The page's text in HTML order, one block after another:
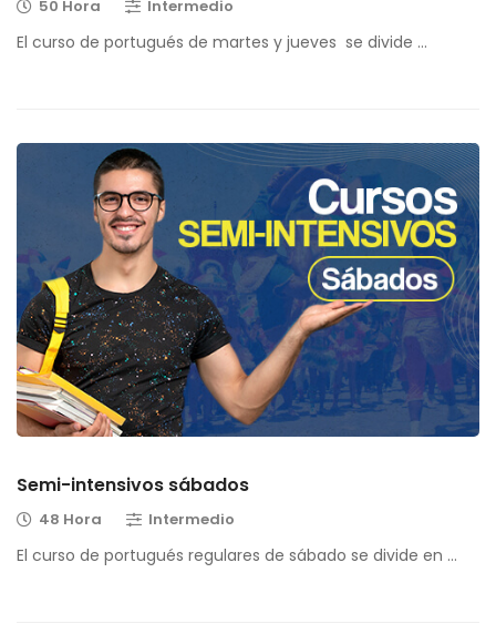
50 Hora Intermedio
El curso de portugués de martes y jueves se divide …
Semi-intensivos sábados
48 Hora Intermedio
El curso de portugués regulares de sábado se divide en …